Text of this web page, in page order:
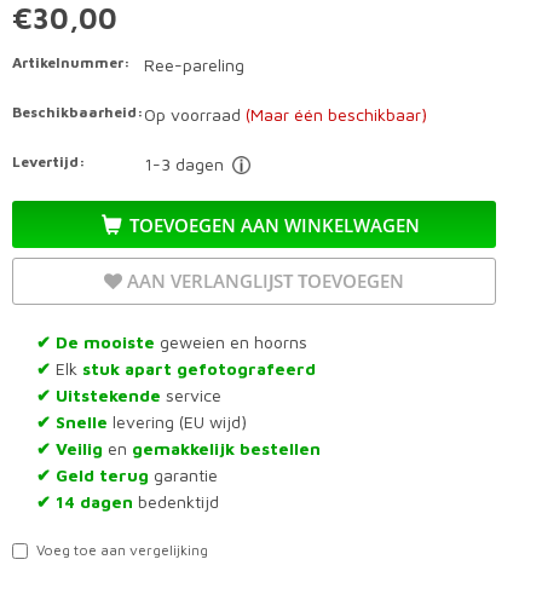
€30,00
Artikelnummer: Ree-pareling
Beschikbaarheid: Op voorraad (Maar één beschikbaar)
Levertijd: 1-3 dagen
TOEVOEGEN AAN WINKELWAGEN
AAN VERLANGLIJST TOEVOEGEN
✔ De mooiste geweien en hoorns
✔ Elk stuk apart gefotografeerd
✔ Uitstekende service
✔ Snelle levering (EU wijd)
✔ Veilig en gemakkelijk bestellen
✔ Geld terug garantie
✔ 14 dagen bedenktijd
Voeg toe aan vergelijking